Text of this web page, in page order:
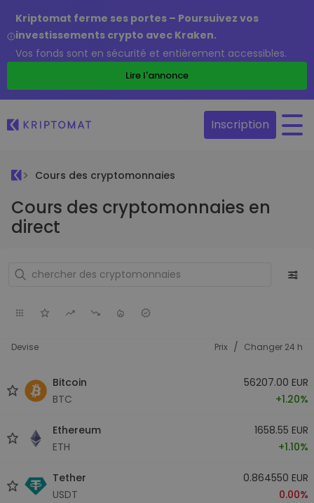
Kriptomat ferme ses portes – Poursuivez vos
investissements crypto avec Kraken.
Vos fonds sont en sécurité et entièrement accessibles.
Lire l'annonce
Inscription
Cours des cryptomonnaies
Cours des cryptomonnaies en
direct
Devise Prix / Changer 24 h
Bitcoin
BTC
56207.00 EUR
+1.20%
Ethereum
ETH
1658.55 EUR
+1.10%
Tether
USDT
0.864550 EUR
0.00%